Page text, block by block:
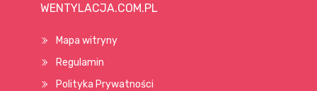
WENTYLACJA.COM.PL
Mapa witryny
Regulamin
Polityka Prywatności